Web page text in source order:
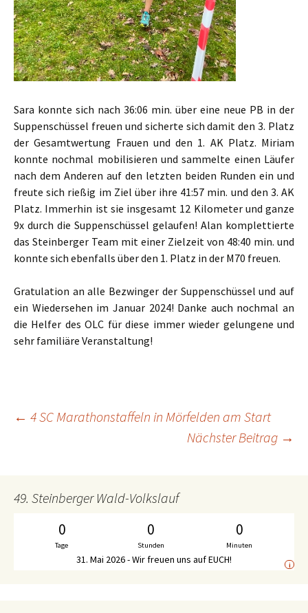
Sara konnte sich nach 36:06 min. über eine neue PB in der
Suppenschüssel freuen und sicherte sich damit den 3. Platz
der Gesamtwertung Frauen und den 1. AK Platz. Miriam
konnte nochmal mobilisieren und sammelte einen Läufer
nach dem Anderen auf den letzten beiden Runden ein und
freute sich rießig im Ziel über ihre 41:57 min. und den 3. AK
Platz. Immerhin ist sie insgesamt 12 Kilometer und ganze
9x durch die Suppenschüssel gelaufen! Alan komplettierte
das Steinberger Team mit einer Zielzeit von 48:40 min. und
konnte sich ebenfalls über den 1. Platz in der M70 freuen.
Gratulation an alle Bezwinger der Suppenschüssel und auf
ein Wiedersehen im Januar 2024! Danke auch nochmal an
die Helfer des OLC für diese immer wieder gelungene und
sehr familiäre Veranstaltung!
Beitrags-
← 4 SC Marathonstaffeln in Mörfelden am Start
Nächster Beitrag →
49. Steinberger Wald-Volkslauf
0
Tage
0
Stunden
0
Minuten
31. Mai 2026 - Wir freuen uns auf EUCH! i